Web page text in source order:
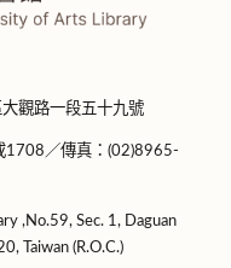
觀路一段五十九號
／傳真：(02)8965-
,No.59, Sec. 1, Daguan
Taiwan (R.O.C.)